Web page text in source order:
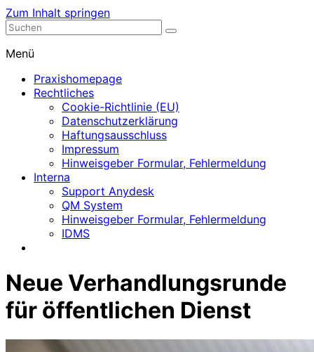
Zum Inhalt springen
Nephrologische Praxis mit Dialyse
Menü
Praxishomepage
Rechtliches
Cookie-Richtlinie (EU)
Datenschutzerklärung
Haftungsausschluss
Impressum
Hinweisgeber Formular, Fehlermeldung
Interna
Support Anydesk
QM System
Hinweisgeber Formular, Fehlermeldung
IDMS
Neue Verhandlungsrunde
für öffentlichen Dienst